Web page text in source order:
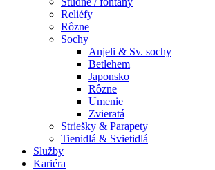
Reliéfy
Rôzne
Sochy
Anjeli & Sv. sochy
Betlehem
Japonsko
Rôzne
Umenie
Zvieratá
Striešky & Parapety
Tienidlá & Svietidlá
Služby
Kariéra